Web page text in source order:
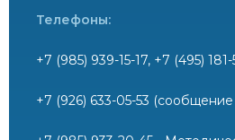
Телефоны:
+7 (985) 939-15-17, +7 (495)
+7 (926) 633-05-53 (сообщение